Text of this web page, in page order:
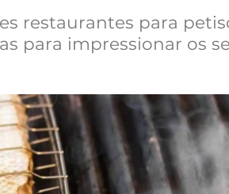
restaurantes para
para impressionar os